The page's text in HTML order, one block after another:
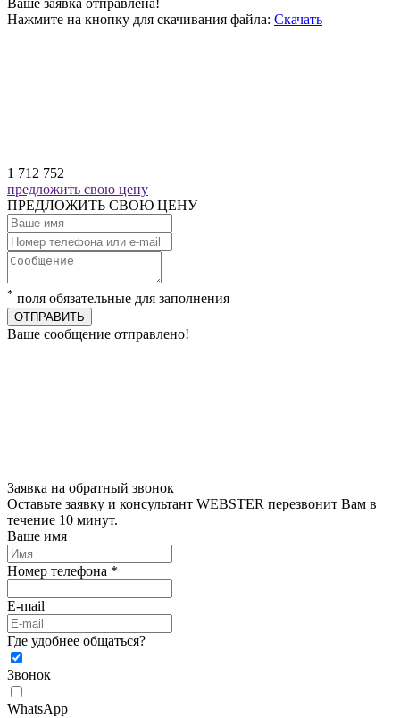
Ваше заявка отправлена!
Нажмите на кнопку для скачивания файла: Скачать
1 712 752
предложить свою цену
ПРЕДЛОЖИТЬ СВОЮ ЦЕНУ
* поля обязательные для заполнения
ОТПРАВИТЬ
Ваше сообщение отправлено!
Заявка на обратный звонок
Оставьте заявку и консультант WEBSTER перезвонит Вам в
течение 10 минут.
Ваше имя
Номер телефона *
E-mail
Где удобнее общаться?
Звонок
WhatsApp